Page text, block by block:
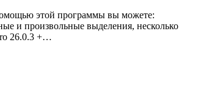
этой программы вы можете:
и произвольные выделения, несколько
26.0.3 +…